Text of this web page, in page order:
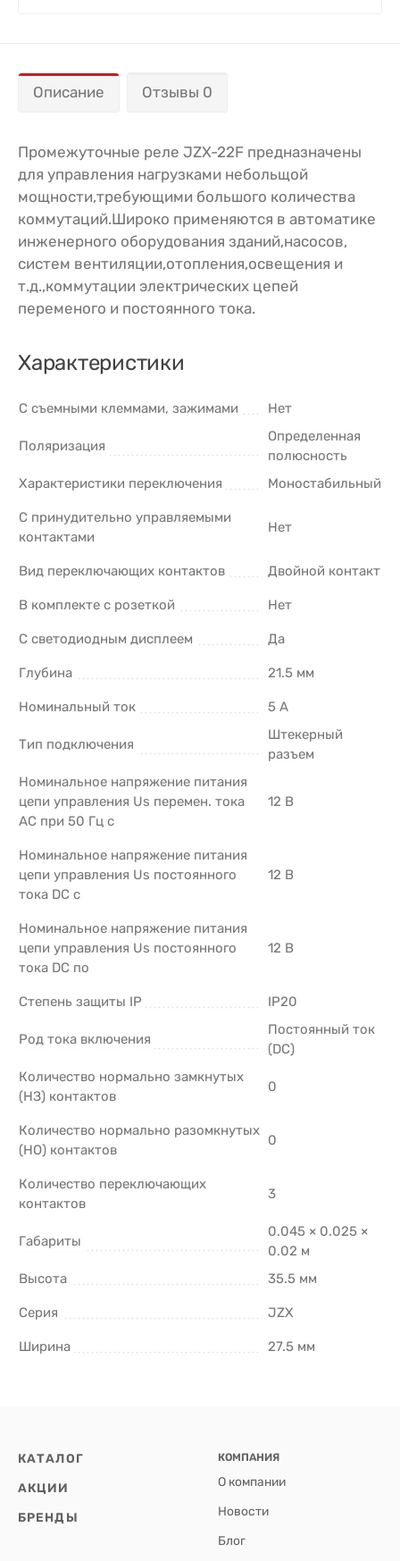
Описание Отзывы 0
Промежуточные реле JZX-22F предназначены
для управления нагрузками небольщой
мощности,требующими большого количества
коммутаций.Широко применяются в автоматике
инженерного оборудования зданий,насосов,
систем вентиляции,отопления,освещения и
т.д.,коммутации электрических цепей
переменого и постоянного тока.
Характеристики
С съемными клеммами, зажимами Нет
Поляризация
Определенная
полюсность
Характеристики переключения
Моностабильный
С принудительно управляемыми
контактами
Нет
Вид переключающих контактов Двойной контакт
В комплекте с розеткой Нет
С светодиодным дисплеем Да
Глубина 21.5 мм
Номинальный ток 5 А
Тип подключения
Штекерный
разъем
Номинальное напряжение питания
цепи управления Us перемен. тока
АС при 50 Гц с
12 В
Номинальное напряжение питания
цепи управления Us постоянного
тока DC с
12 В
Номинальное напряжение питания
цепи управления Us постоянного
тока DC по
12 В
Степень защиты IP IP20
Род тока включения
Постоянный ток
(DC)
Количество нормально замкнутых
(НЗ) контактов
0
Количество нормально разомкнутых
(НО) контактов
0
Количество переключающих
контактов
3
Габариты
0.045 × 0.025 ×
0.02 м
Высота
35.5 мм
Серия JZX
Ширина 27.5 мм
КАТАЛОГ
АКЦИИ
БРЕНДЫ
КОМПАНИЯ
О компании
Новости
Блог